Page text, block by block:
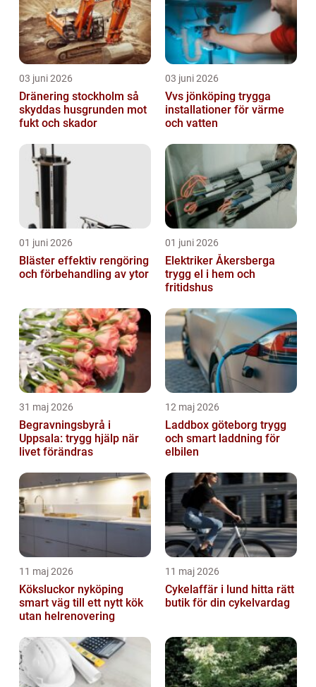
03 juni 2026
Dränering stockholm så
skyddas husgrunden mot
fukt och skador
03 juni 2026
Vvs jönköping trygga
installationer för värme
och vatten
01 juni 2026
Bläster effektiv rengöring
och förbehandling av ytor
01 juni 2026
Elektriker Åkersberga
trygg el i hem och
fritidshus
31 maj 2026
Begravningsbyrå i
Uppsala: trygg hjälp när
livet förändras
12 maj 2026
Laddbox göteborg trygg
och smart laddning för
elbilen
11 maj 2026
Köksluckor nyköping
smart väg till ett nytt kök
utan helrenovering
11 maj 2026
Cykelaffär i lund hitta rätt
butik för din cykelvardag